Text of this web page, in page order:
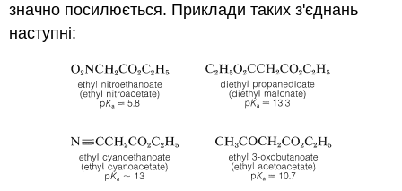
значно посилюється. Приклади таких з'єднань
наступні: